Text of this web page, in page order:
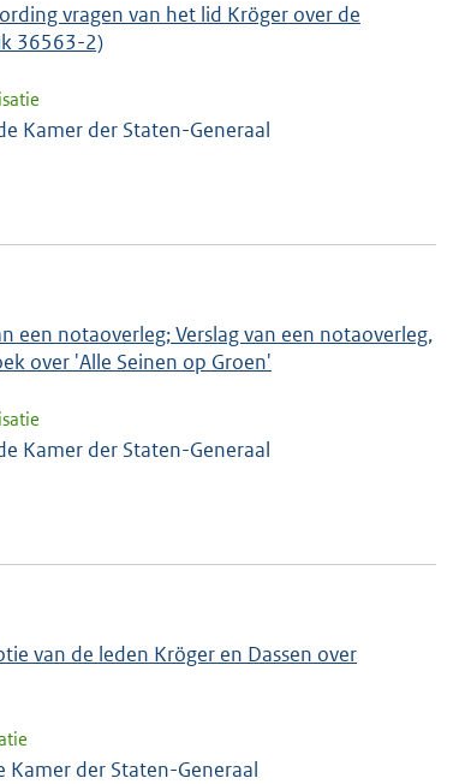
vragen van het lid Kröger over de
36563-2)
Kamer der Staten-Generaal
een notaoverleg; Verslag van een notaoverleg,
over 'Alle Seinen op Groen'
Kamer der Staten-Generaal
van de leden Kröger en Dassen over
Kamer der Staten-Generaal